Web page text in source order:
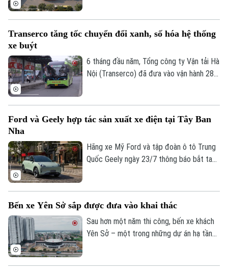
Theo dõi Hà Nội On
Nội an toàn, văn minh và thân thiện với
Transerco tăng tốc chuyển đổi xanh, số hóa hệ thống
xe buýt
6 tháng đầu năm, Tổng công ty Vận tải Hà
Nội (Transerco) đã đưa vào vận hành 281
cỡ lớn theo các hợp đồng thầu mới.
Ford và Geely hợp tác sản xuất xe điện tại Tây Ban
Nha
Hãng xe Mỹ Ford và tập đoàn ô tô Trung
Quốc Geely ngày 23/7 thông báo bắt tay
mở rộng quy mô tại thị trường châu Âu.
Bến xe Yên Sở sắp được đưa vào khai thác
Sau hơn một năm thi công, bến xe khách
Yên Sở – một trong những dự án hạ tầng